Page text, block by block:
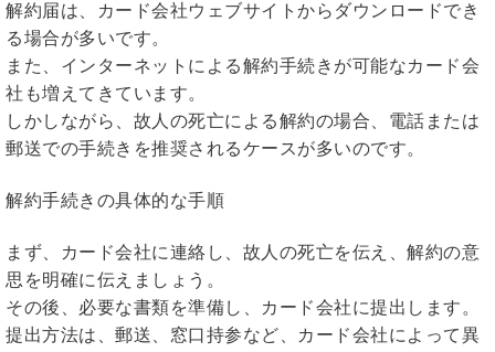
解約届は、カード会社ウェブサイトからダウンロードでき
る場合が多いです。
また、インターネットによる解約手続きが可能なカード会
社も増えてきています。
しかしながら、故人の死亡による解約の場合、電話または
郵送での手続きを推奨されるケースが多いのです。
解約手続きの具体的な手順
まず、カード会社に連絡し、故人の死亡を伝え、解約の意
思を明確に伝えましょう。
その後、必要な書類を準備し、カード会社に提出します。
提出方法は、郵送、窓口持参など、カード会社によって異